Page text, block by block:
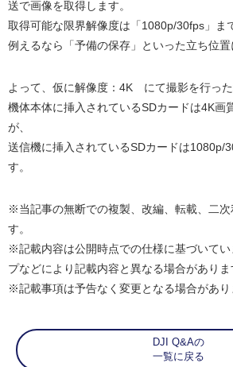
送で画像を取得します。
取得可能な限界解像度は「1080p/30fps」ま
例えるなら「予備の保存」といった立ち位置
よって、仮に解像度：4K にて撮影を行った
機体本体に挿入されているSDカードは4K画
が、
送信機に挿入されているSDカードは1080p/
す。
※当記事の無断での複製、改編、転載、二次
す。
※記載内容は公開時点での仕様に基づいてい
プなどにより記載内容と異なる場合がありま
※記載事項は予告なく変更となる場合があり
DJI Q&Aの
一覧に戻る